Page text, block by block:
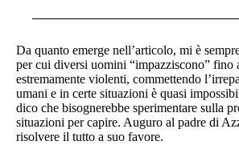
Da quanto emerge nell’articolo, mi è
per cui diversi uomini “impazziscono” fino
estremamente violenti, commettendo
umani e in certe situazioni è quasi
dico che bisognerebbe sperimentare sulla
situazioni per capire. Auguro al padre di
risolvere il tutto a suo favore.